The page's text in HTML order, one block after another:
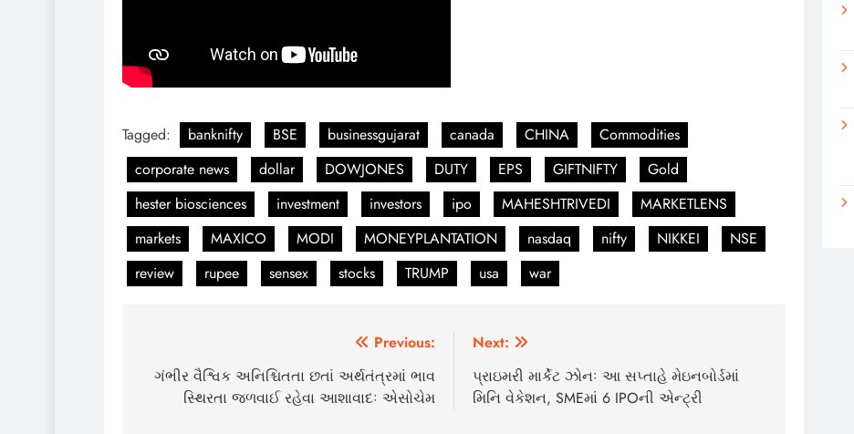
Tagged: banknifty BSE businessgujarat canada CHINA
Commodities
corporate news
dollar DOWJONES DUTY EPS GIFTNIFTY
Gold
hester biosciences
investment investors ipo MAHESHTRIVEDI
MARKETLENS
markets
MAXICO MODI MONEYPLANTATION nasdaq nifty NIKKEI
NSE
review
rupee sensex stocks TRUMP usa war
navigation
Previous:
ગંભીર વૈશ્વિક અનિશ્ચિતતા છતાં અર્થતંત્રમાં ભાવ
સ્થિરતા જળવાઈ રહેવા આશાવાદઃ એસોચેમ
Next:
પ્રાઇમરી માર્કેટ ઝોનઃ આ સપ્તાહે મેઇનબોર્ડમાં
મિનિ વેકેશન, SMEમાં 6 IPOની એન્ટ્રી